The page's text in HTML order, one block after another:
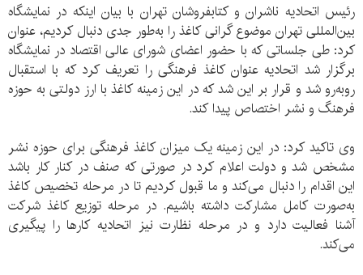
رئیس اتحادیه ناشران و کتابفروشان تهران با بیان اینکه در نمایشگاه
بین‌المللی تهران موضوع گرانی کاغذ را به‌طور جدی دنبال کردیم، عنوان
کرد: طی جلساتی که با حضور اعضای شورای عالی اقتصاد در نمایشگاه
برگزار شد اتحادیه عنوان کاغذ فرهنگی را تعریف کرد که با استقبال
روبه‌رو شد و قرار بر این شد که در این زمینه کاغذ با ارز دولتی به حوزه
فرهنگ و نشر اختصاص پیدا کند.
وی تاکید کرد: در این زمینه یک میزان کاغذ فرهنگی برای حوزه نشر
مشخص شد و دولت اعلام کرد در صورتی که صنف در کنار کار باشد
این اقدام را دنبال می‌کند و ما قبول کردیم تا در مرحله تخصیص کاغذ
به‌صورت کامل مشارکت داشته باشیم. در مرحله توزیع کاغذ شرکت
آشنا فعالیت دارد و در مرحله نظارت نیز اتحادیه کارها را پیگیری
می‌کند.